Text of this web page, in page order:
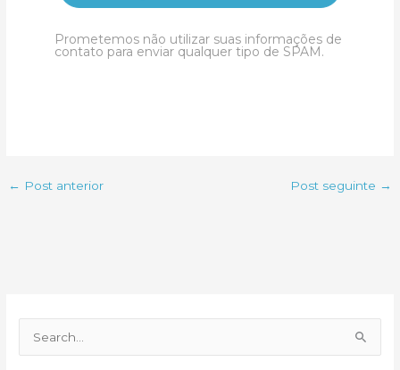
Prometemos não utilizar suas informações de
contato para enviar qualquer tipo de SPAM.
← Post anterior Post seguinte →
e